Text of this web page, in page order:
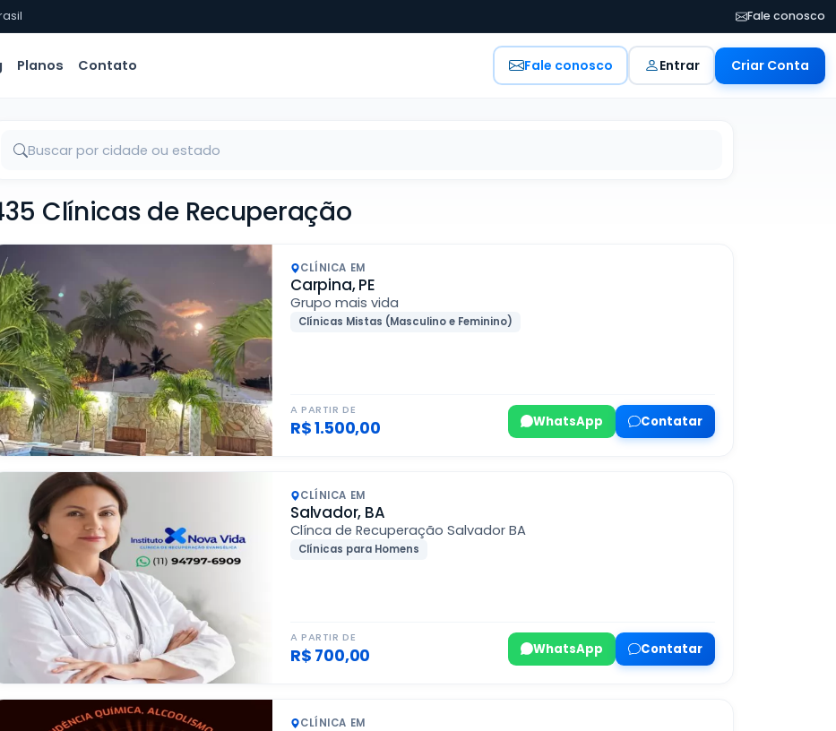
Fale conosco
Planos Contato Fale conosco Entrar Criar Conta
Clínicas de Recuperação
CLÍNICA EM
Carpina, PE
Grupo mais vida
Clínicas Mistas (Masculino e Feminino)
A PARTIR DE
R$ 1.500,00 WhatsApp Contatar
CLÍNICA EM
Salvador, BA
Clínca de Recuperação Salvador BA
Clínicas para Homens
A PARTIR DE
R$ 700,00 WhatsApp Contatar
CLÍNICA EM